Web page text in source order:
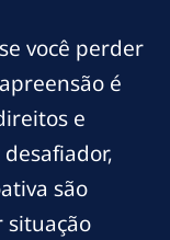
você perder
é
e
são
situação